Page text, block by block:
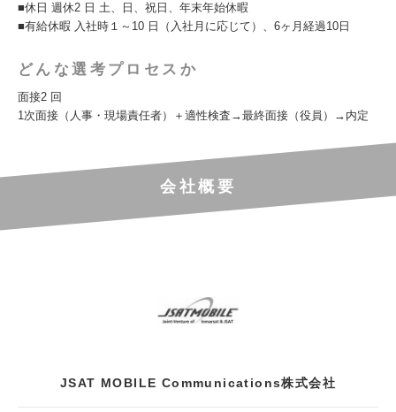
■休日 週休2 日 土、日、祝日、年末年始休暇
■有給休暇 入社時１～10 日（入社月に応じて）、6ヶ月経過10日
どんな選考プロセスか
⾯接2 回
1次面接（人事・現場責任者）＋適性検査→最終面接（役員）→内定
会社概要
JSAT MOBILE Communications株式会社